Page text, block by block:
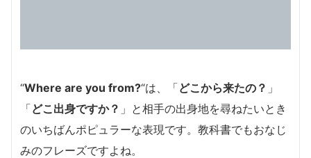
“Where are you from?“は、「どこから来たの？ 」
「どこ出身ですか？ 」と相手の出身地を尋ねたいとき
のいちばんポピュラーな表現です。教科書でもおなじ
みのフレーズですよね。